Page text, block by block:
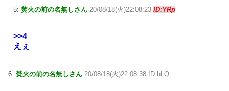
5: 焚火の前の名無しさん 20/08/18(火)22:08:23 ID:YRp
>>4
えぇ
6: 焚火の前の名無しさん 20/08/18(火)22:08:38 ID:hLQ